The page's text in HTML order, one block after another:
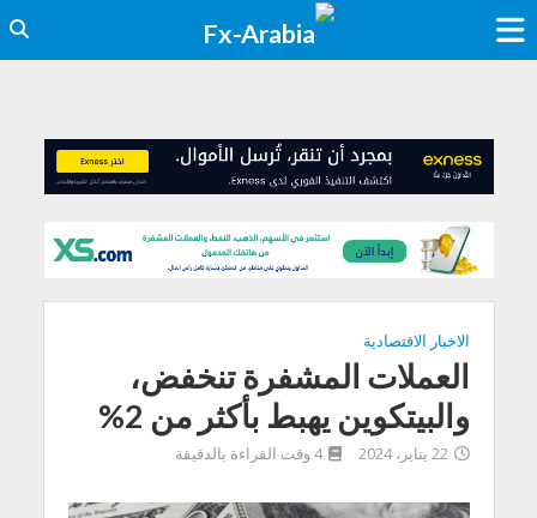
الاخبار الاقتصادية
العملات المشفرة تنخفض،
والبيتكوين يهبط بأكثر من 2%
22 يناير، 2024 4 وقت القراءة بالدقيقة